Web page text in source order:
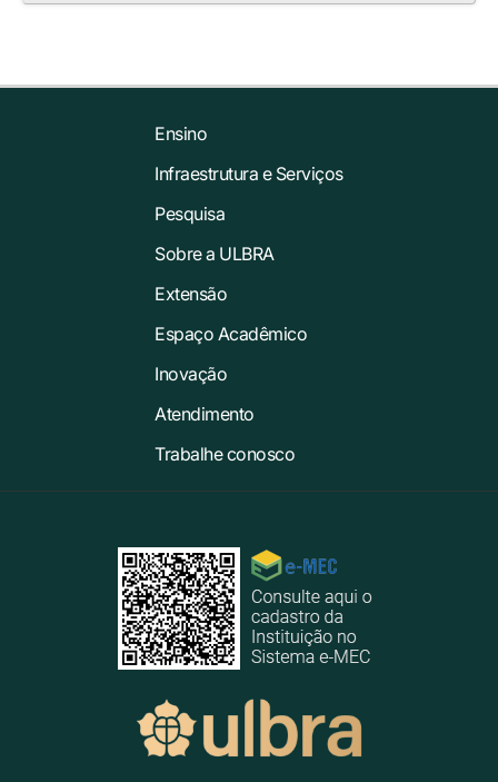
Ensino
Infraestrutura e Serviços
Pesquisa
Sobre a ULBRA
Extensão
Espaço Acadêmico
Inovação
Atendimento
Trabalhe conosco